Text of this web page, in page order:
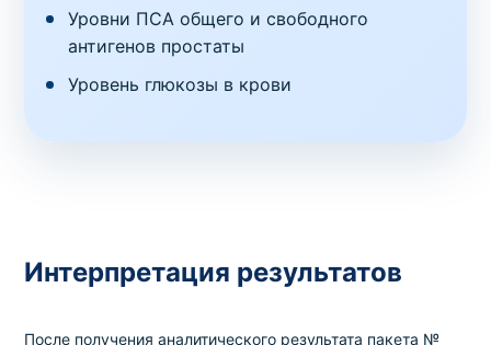
Уровни ПСА общего и свободного
антигенов простаты
Уровень глюкозы в крови
Интерпретация результатов
После получения аналитического результата пакета №